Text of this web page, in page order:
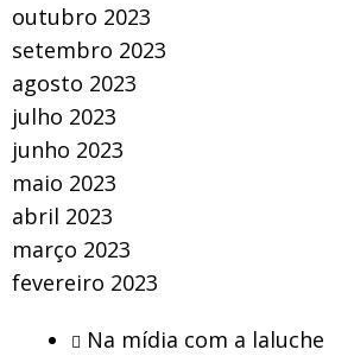
outubro 2023
setembro 2023
agosto 2023
julho 2023
junho 2023
maio 2023
abril 2023
março 2023
fevereiro 2023
Na mídia com a laluche